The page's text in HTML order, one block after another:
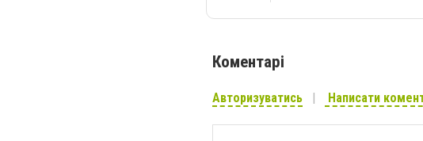
Коментарі
Авторизуватись Написати